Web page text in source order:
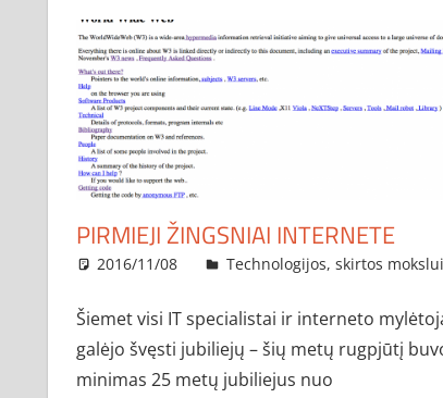
PIRMIEJI ŽINGSNIAI INTERNETE
2016/11/08 administratorius
Technologijos, skirtos mokslui
Šiemet visi IT specialistai ir interneto
galėjo švęsti jubiliejų – šių metų rugpjūtį
minimas 25 metų jubiliejus nuo